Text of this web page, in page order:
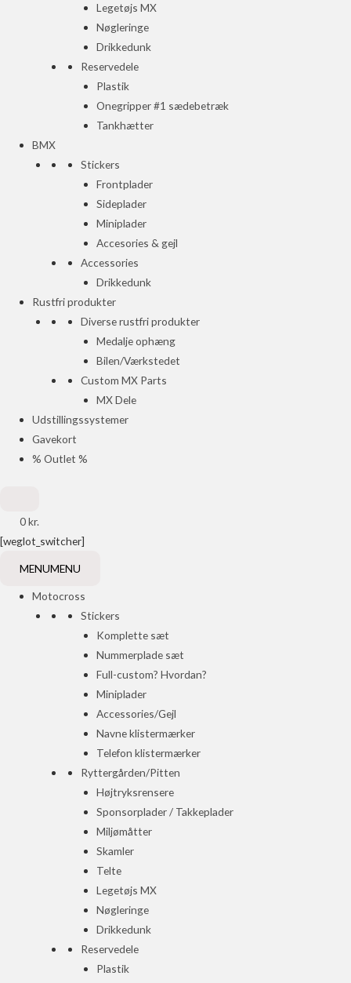
Legetøjs MX
Nøgleringe
Drikkedunk
Reservedele
Plastik
Onegripper #1 sædebetræk
Tankhætter
BMX
Stickers
Frontplader
Sideplader
Miniplader
Accesories & gejl
Accessories
Drikkedunk
Rustfri produkter
Diverse rustfri produkter
Medalje ophæng
Bilen/Værkstedet
Custom MX Parts
MX Dele
Udstillingssystemer
Gavekort
% Outlet %
0kr.
[weglot_switcher]
MENUMENU
Motocross
Stickers
Komplette sæt
Nummerplade sæt
Full-custom? Hvordan?
Miniplader
Accessories/Gejl
Navne klistermærker
Telefon klistermærker
Ryttergården/Pitten
Højtryksrensere
Sponsorplader / Takkeplader
Miljømåtter
Skamler
Telte
Legetøjs MX
Nøgleringe
Drikkedunk
Reservedele
Plastik